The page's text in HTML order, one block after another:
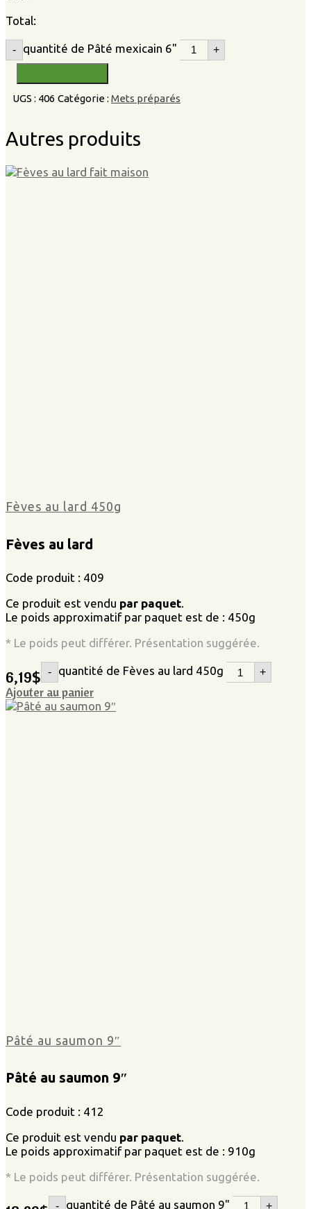
Total:
- quantité de Pâté mexicain 6" +
UGS : 406 Catégorie : Mets préparés
Autres produits
Fèves au lard 450g
Fèves au lard
Code produit : 409
Ce produit est vendu par paquet.
Le poids approximatif par paquet est de : 450g
* Le poids peut différer. Présentation suggérée.
6,19$ - quantité de Fèves au lard 450g +
Ajouter au panier
Pâté au saumon 9″
Pâté au saumon 9″
Code produit : 412
Ce produit est vendu par paquet
Le poids approximatif par paquet est de : 910g
* Le poids peut différer. Présentation suggérée.
- quantité de Pâté au saumon 9" +